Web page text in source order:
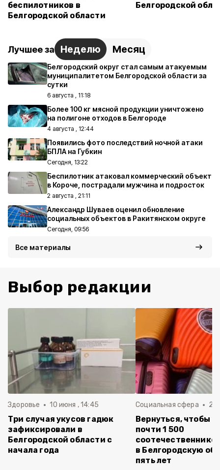
беспилотников в
Белгородской области
Белгородской
Лучшее за Неделю Месяц
Белгородский округ стал самым атакуемым
муниципалитетом Белгородской области за
сутки
6 августа , 11:18
Более 100 кг мясной продукции уничтожено
на полигоне отходов в Белгороде
4 августа , 12:44
Появились фото последствий ночной атаки
БПЛА на Губкин
Сегодня, 13:22
Беспилотник атаковал коммерческий объект
в Короче, пострадали мужчина и подросток
2 августа , 21:11
Александр Шуваев оценил обновление
социальных объектов в Ракитянском округе
Сегодня, 09:56
Все материалы
Выбор редакции
Здоровье 10 июня , 14:45
Три случая укусов гадюк
зафиксировали в
Белгородской области с
начала года
Социальная сфера 20
Вернуться, чтобы
почти 1 500
в Белгородскую
пять лет